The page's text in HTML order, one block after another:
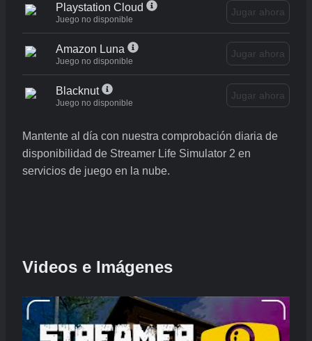
Playstation Cloud
Juego no disponible
Jugar ahora
Amazon Luna
Juego no disponible
Jugar ahora
Blacknut
Juego no disponible
Jugar ahora
Mantente al día con nuestra comprobación diaria de
disponibilidad de Streamer Life Simulator 2 en
servicios de juego en la nube.
Videos e Imágenes